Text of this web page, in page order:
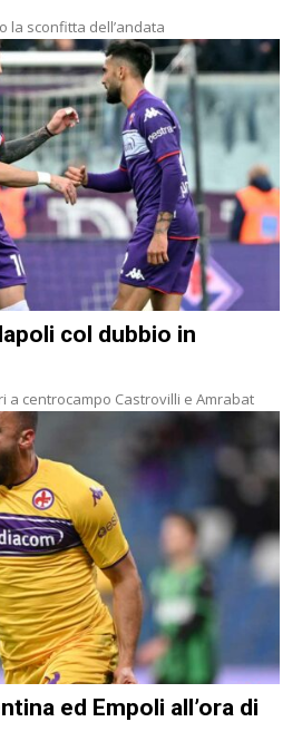
la sconfitta dell’andata
col dubbio in
a centrocampo Castrovilli e Amrabat
ed Empoli all’ora di